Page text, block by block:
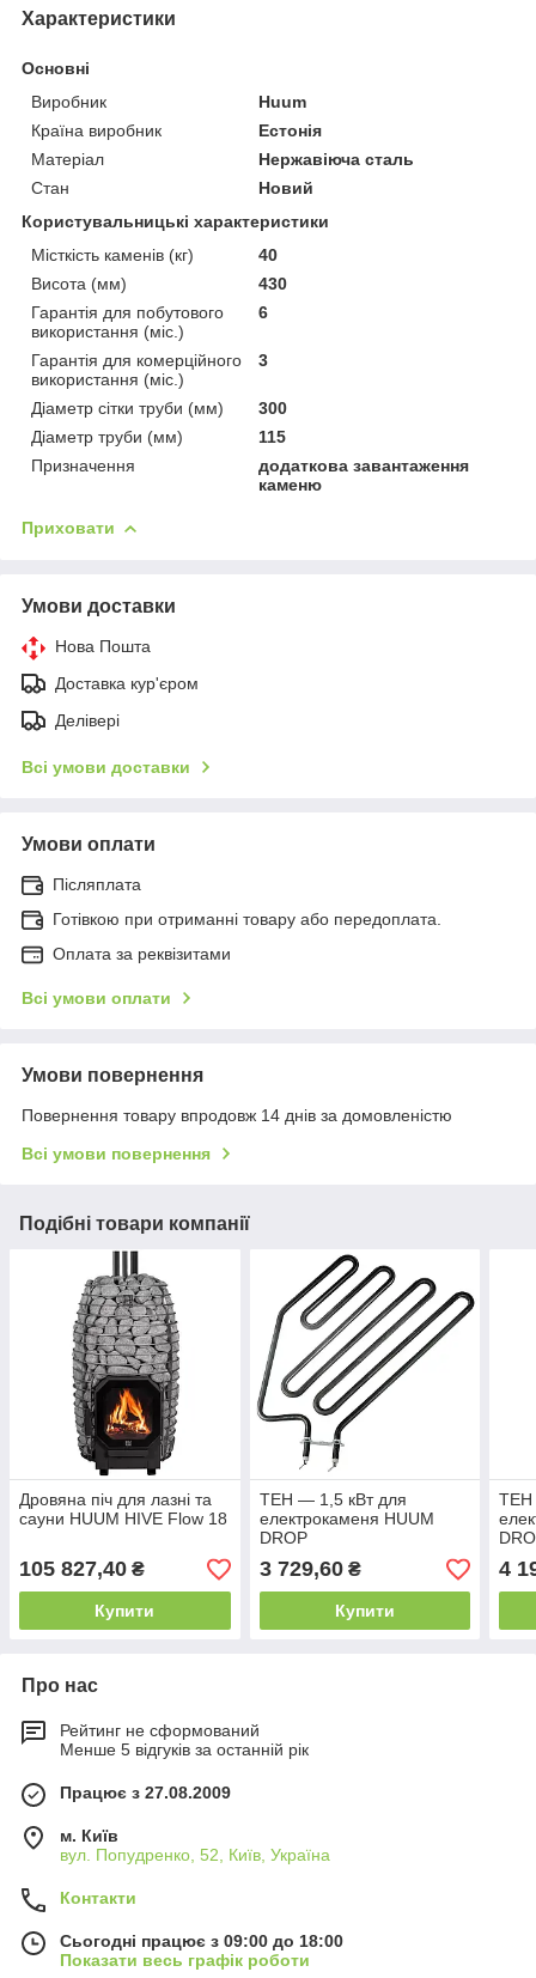
Характеристики
Основні
Виробник
Huum
Країна виробник
Естонія
Матеріал
Нержавіюча сталь
Стан
Новий
Користувальницькі характеристики
Місткість каменів (кг)
40
Висота (мм)
430
Гарантія для побутового
використання (міс.)
6
Гарантія для комерційного
використання (міс.)
3
Діаметр сітки труби (мм)
300
Діаметр труби (мм)
115
Призначення
додаткова завантаження
каменю
Приховати
Умови доставки
Нова Пошта
Доставка кур'єром
Делівері
Всі умови доставки
Умови оплати
Післяплата
Готівкою при отриманні товару або передоплата.
Оплата за реквізитами
Всі умови оплати
Умови повернення
Повернення товару впродовж 14 днів за домовленістю
Всі умови повернення
Подібні товари компанії
Дровяна піч для лазні та
сауни HUUM HIVE Flow 18
105 827,40 ₴
Купити
ТЕН — 1,5 кВт для
електрокаменя HUUM
DROP
3 729,60₴
Купити
ТЕН
4
Про нас
Рейтинг не сформований
Менше 5 відгуків за останній рік
Працює з 27.08.2009
м. Київ
вул. Попудренко, 52, Київ, Україна
Контакти
Сьогодні працює з 09:00 до 18:00
Показати весь графік роботи